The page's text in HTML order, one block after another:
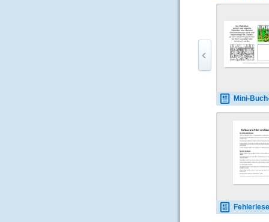
Einstieg in das
Aufgabenstellungen
kann in die
Rotwild,
Mini-Buch-Wald-
Fehlerlesen-Aufbau-Alter-